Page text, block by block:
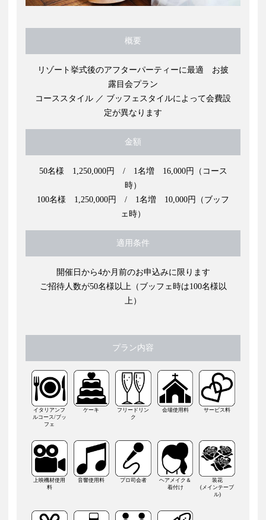
概要
リゾート挙式後のアフターパーティーに最適 お披
露目会プラン
コーススタイル ／ ブッフェスタイルによって会費設
定が異なります
金額
50名様 1,250,000円 / 1名増 16,000円（コース
時）
100名様 1,250,000円 / 1名増 10,000円（ブッフ
ェ時）
適用条件
開催日から4か月前のお申込みに限ります
ご招待人数が50名様以上（ブッフェ時は100名様以
上）
プラン内容
イタリアンフ
ルコース/ブッ
フェ
ケーキ
フリードリン
ク
会場使用料 サービス料
上映機材使用
料
音響使用料 プロ司会者
ヘアメイク＆
着付け
装花
(メインテーブ
ル)